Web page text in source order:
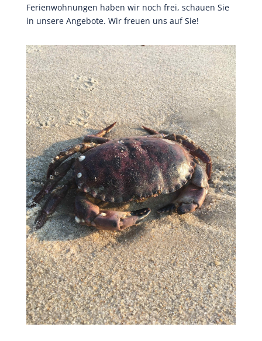
Ferienwohnungen haben wir noch frei, schauen Sie
in unsere Angebote. Wir freuen uns auf Sie!